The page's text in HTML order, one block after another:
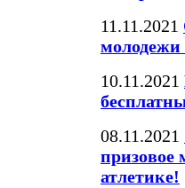
11.11.2021
молодежи
10.11.2021
08.11.2021
призовое
атлетике!